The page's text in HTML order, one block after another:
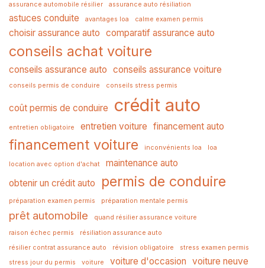
assurance automobile résilier assurance auto résiliation
astuces conduite avantages loa calme examen permis
choisir assurance auto comparatif assurance auto
conseils achat voiture
conseils assurance auto conseils assurance voiture
conseils permis de conduire conseils stress permis
coût permis de conduire crédit auto
entretien obligatoire entretien voiture financement auto
financement voiture inconvénients loa loa
location avec option d'achat
maintenance auto
obtenir un crédit auto
permis de conduire
préparation examen permis préparation mentale permis
prêt automobile
quand résilier assurance voiture
raison échec permis
résiliation assurance auto
résilier contrat assurance auto
révision obligatoire
stress examen permis
stress jour du permis
voiture voiture d'occasion voiture neuve